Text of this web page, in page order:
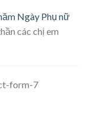
Ngày Phụ nữ
các chị em
form-7